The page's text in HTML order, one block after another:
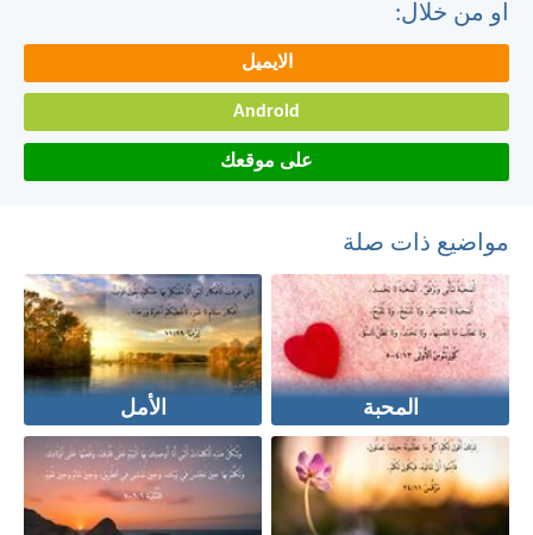
او من خلال:
الايميل
Android
على موقعك
مواضيع ذات صلة
المحبة الأمل